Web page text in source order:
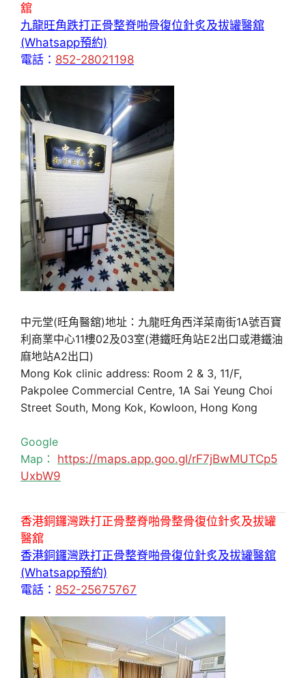
舘
九龍旺角跌打正骨整脊啪骨復位針炙及拔罐醫舘
(Whatsapp預約)
電話： 852-28021198
中元堂(旺角醫舘)地址：九龍旺角西洋菜南街1A號百寶
利商業中心11樓02及03室(港鐵旺角站E2出口或港鐵油
麻地站A2出口)
Mong Kok clinic address: Room 2 & 3, 11/F,
Pakpolee Commercial Centre, 1A Sai Yeung Choi
Street South, Mong Kok, Kowloon, Hong Kong
Google
Map： https://maps.app.goo.gl/rF7jBwMUTCp5
UxbW9
香港銅鑼灣跌打正骨整脊啪骨整骨復位針炙及拔罐
醫舘
香港銅鑼灣跌打正骨整脊啪骨復位針炙及拔罐醫舘
(Whatsapp預約)
電話： 852-25675767